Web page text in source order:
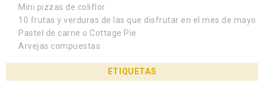
Mini pizzas de coliflor
10 frutas y verduras de las que disfrutar en el mes de mayo
Pastel de carne o Cottage Pie
Arvejas compuestas
ETIQUETAS